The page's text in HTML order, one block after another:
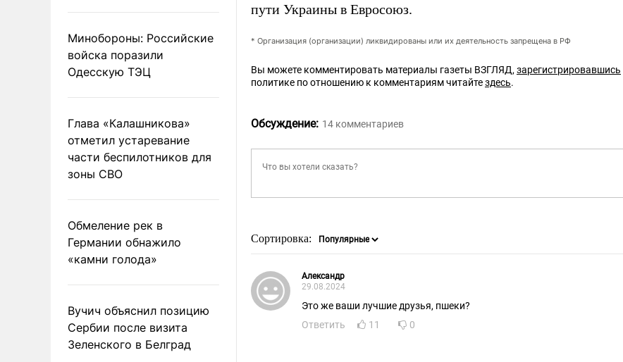
Минобороны: Российские
войска поразили
Одесскую ТЭЦ
Глава «Калашникова»
отметил устаревание
части беспилотников для
зоны СВО
Обмеление рек в
Германии обнажило
«камни голода»
Вучич объяснил позицию
Сербии после визита
Зеленского в Белград
пути Украины в Евросоюз.
* Организация (организации) ликвидированы или их деятельность запрещена в РФ
Вы можете комментировать материалы газеты ВЗГЛЯД,зарегистрировавшись
политике по отношению к комментариям читайтездесь.
Обсуждение: 14 комментариев
Сортировка:
Александр
29.08.2024
Это же ваши лучшие друзья, пшеки?
Ответить
11 0